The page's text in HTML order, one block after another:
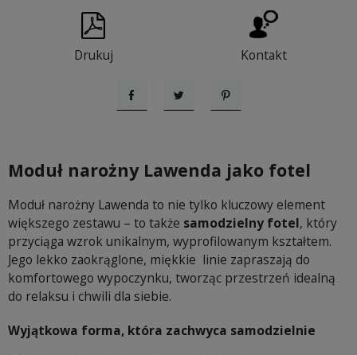
Drukuj Kontakt
UdostępnijTweetujPinterest
Moduł narożny Lawenda jako fotel
Moduł narożny Lawenda to nie tylko kluczowy element
większego zestawu – to także samodzielny fotel, który
przyciąga wzrok unikalnym, wyprofilowanym kształtem.
Jego lekko zaokrąglone, miękkie linie zapraszają do
komfortowego wypoczynku, tworząc przestrzeń idealną
do relaksu i chwili dla siebie.
Wyjątkowa forma, która zachwyca samodzielnie